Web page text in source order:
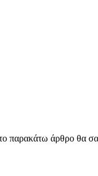
άρθρο θα